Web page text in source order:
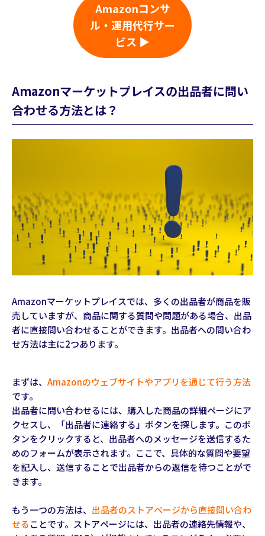
Amazonコンサ
ル・運用代行サー
ビス ▶
Amazonマーケットプレイスの出品者に問い
合わせる方法とは？
Amazonマーケットプレイスでは、多くの出品者が商品を販
売していますが、商品に関する質問や問題がある場合、出品
者に直接問い合わせることができます。出品者への問い合わ
せ方法は主に2つあります。
まずは、 Amazonのウェブサイトやアプリを通じて行う方法
です。
出品者に問い合わせるには、購入した商品の詳細ページにア
クセスし、「出品者に連絡する」ボタンを探します。このボ
タンをクリックすると、出品者へのメッセージを送信するた
めのフォームが表示されます。ここで、具体的な質問や要望
を記入し、送信することで出品者からの返信を待つことがで
きます。
もう一つの方法は、 出品者のストアページから直接問い合わ
せることです。ストアページには、出品者の連絡先情報や、